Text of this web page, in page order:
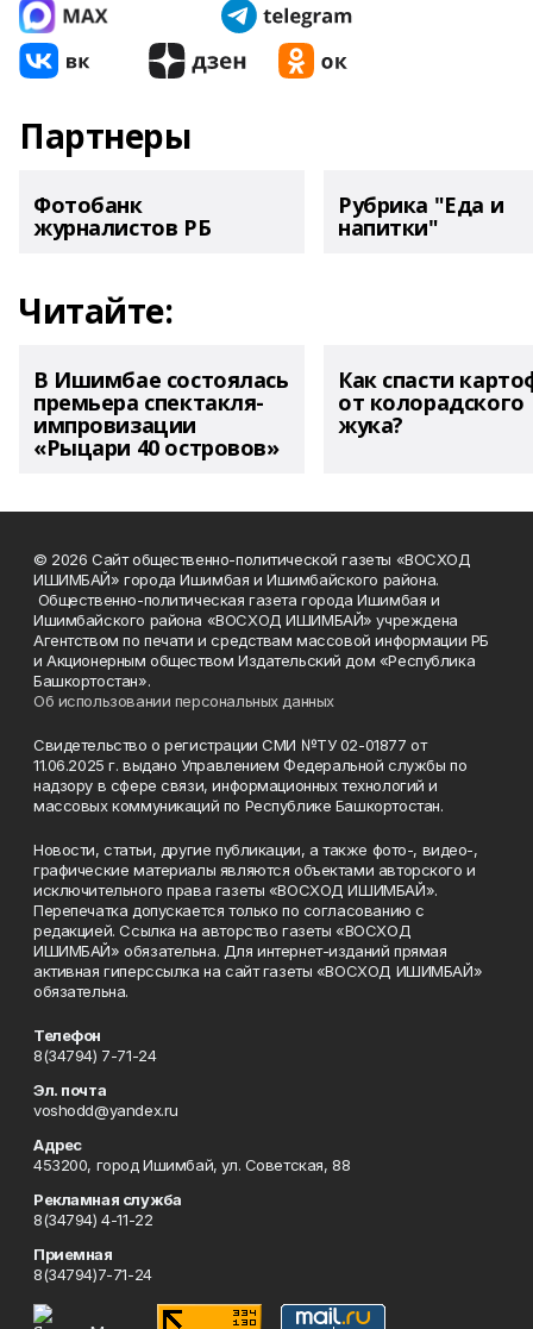
Партнеры
Фотобанк
журналистов РБ
Рубрика "Еда и
напитки"
Читайте:
В Ишимбае состоялась
премьера спектакля-
импровизации
«Рыцари 40 островов»
Как спасти
от колорадского
жука?
© 2026 Сайт общественно-политической газеты «ВОСХОД
ИШИМБАЙ» города Ишимбая и Ишимбайского района.
Общественно-политическая газета города Ишимбая и
Ишимбайского района «ВОСХОД ИШИМБАЙ» учреждена
Агентством по печати и средствам массовой информации РБ
и Акционерным обществом Издательский дом «Республика
Башкортостан».
Об использовании персональных данных
Свидетельство о регистрации СМИ №ТУ 02-01877 от
11.06.2025 г. выдано Управлением Федеральной службы по
надзору в сфере связи, информационных технологий и
массовых коммуникаций по Республике Башкортостан.
Новости, статьи, другие публикации, а также фото-, видео-,
графические материалы являются объектами авторского и
исключительного права газеты «ВОСХОД ИШИМБАЙ».
Перепечатка допускается только по согласованию с
редакцией. Ссылка на авторство газеты «ВОСХОД
ИШИМБАЙ» обязательна. Для интернет-изданий прямая
активная гиперссылка на сайт газеты «ВОСХОД ИШИМБАЙ»
обязательна.
Телефон
8(34794) 7-71-24
Эл. почта
voshodd@yandex.ru
Адрес
453200, город Ишимбай, ул. Советская, 88
Рекламная служба
8(34794) 4-11-22
Приемная
8(34794)7-71-24